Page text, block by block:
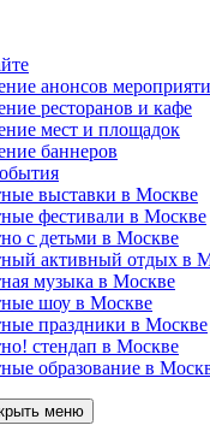
анонсов
ресторанов и кафе
мест и площадок
баннеров
выставки в Москве
фестивали в Москве
с детьми в Москве
активный отдых в
музыка в Москве
шоу в Москве
праздники в Москве
стендап в Москве
образование в
меню